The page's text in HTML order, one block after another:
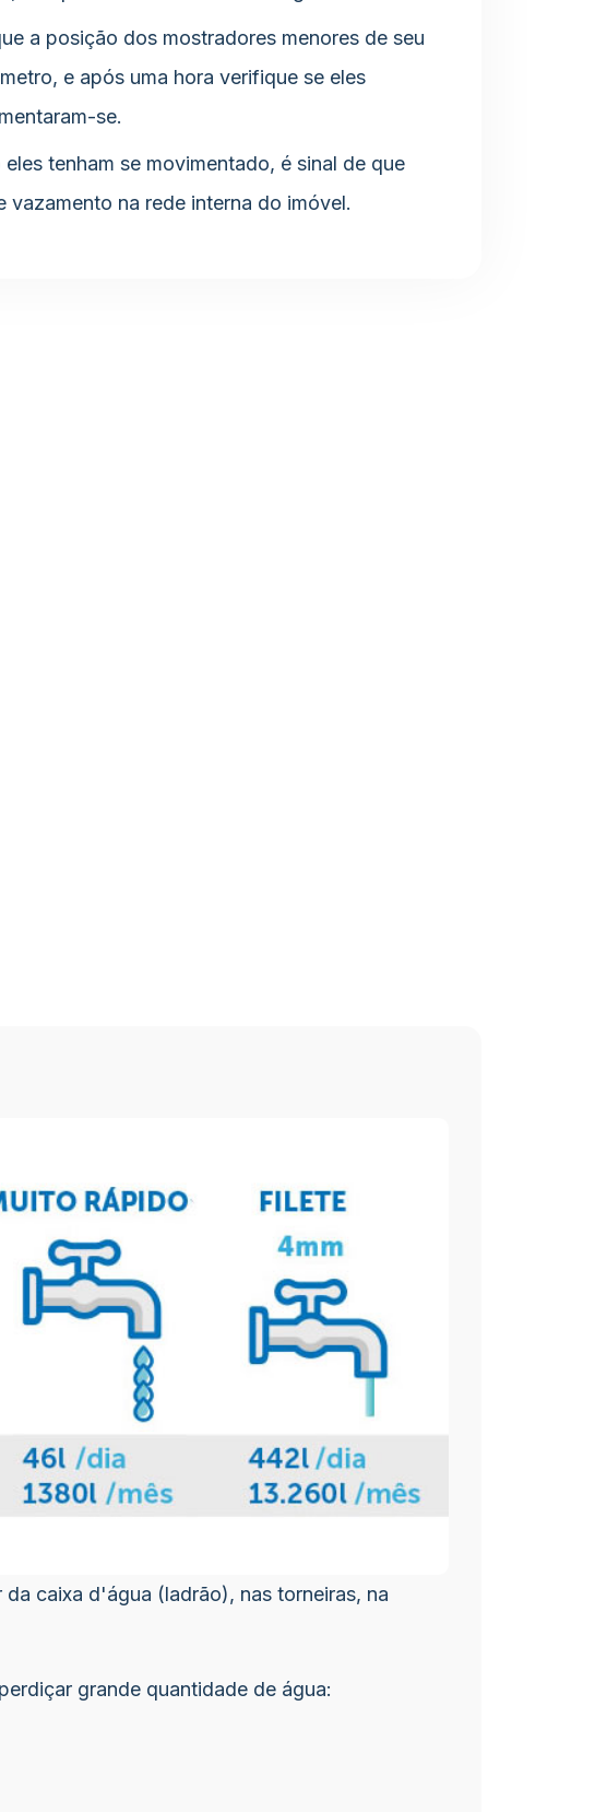
a posição dos mostradores menores de seu
e após uma hora verifique se eles
se.
eles tenham se movimentado, é sinal de que
vazamento na rede interna do imóvel.
caixa d'água (ladrão), nas torneiras, na
grande quantidade de água: